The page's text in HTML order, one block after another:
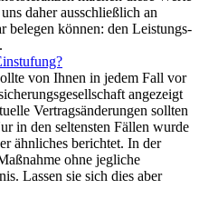
daher ausschließlich an
belegen können: den Leistungs-
von Ihnen in jedem Fall vor
angezeigt
Vertragsänderungen sollten
in den seltensten Fällen wurde
ähnliches berichtet. In der
ohne jegliche
Lassen sie sich dies aber